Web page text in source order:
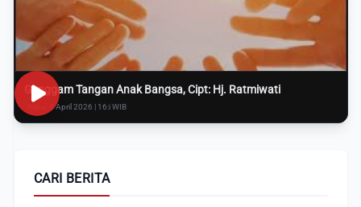
Genggam Tangan Anak Bangsa, Cipt: Hj. Ratmiwati
Rabu, 8 April 2026 | 16:i WIB
CARI BERITA